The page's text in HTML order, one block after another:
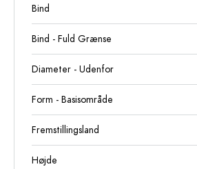
Bind
Bind - Fuld Grænse
Diameter - Udenfor
Form - Basisområde
Fremstillingsland
Højde